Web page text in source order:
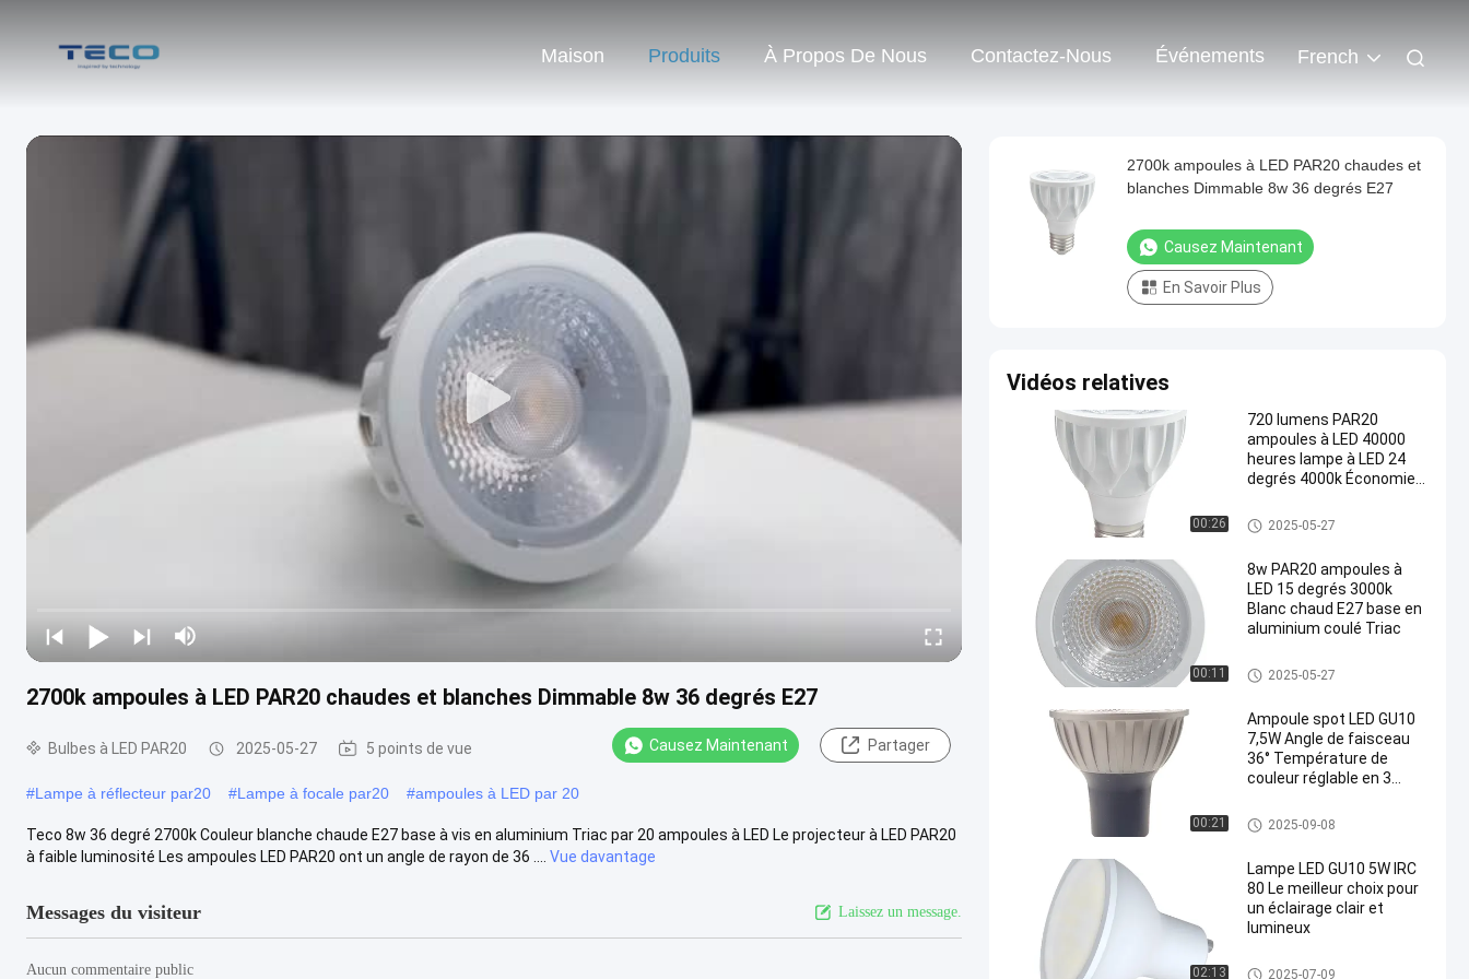
Maison Produits À Propos De Nous Contactez-Nous Événements French
2700k ampoules à LED PAR20 chaudes et blanches Dimmable 8w 36 degrés E27
Bulbes à LED PAR20 2025-05-27 5 points de vue Causez Maintenant Partager
#Lampe à réflecteur par20 #Lampe à focale par20 #ampoules à LED par 20
Teco 8w 36 degré 2700k Couleur blanche chaude E27 base à vis en aluminium Triac par 20 ampoules à LED Le projecteur à LED PAR20
à faible luminosité Les ampoules LED PAR20 ont un angle de rayon de 36 ....
Vue davantage
Messages du visiteur Laissez un message.
Aucun commentaire public
2700k ampoules à LED PAR20 chaudes et
blanches Dimmable 8w 36 degrés E27
Causez Maintenant
En Savoir Plus
Vidéos relatives
00:26
720 lumens PAR20
ampoules à LED 40000
heures lampe à LED 24
degrés 4000k Économie
Bulbes à LED PAR20
2025-05-27
00:11
8w PAR20 ampoules à
LED 15 degrés 3000k
Blanc chaud E27 base en
aluminium coulé Triac
Bulbes à LED PAR20
2025-05-27
00:21
Ampoule spot LED GU10
7,5W Angle de faisceau
36° Température de
couleur réglable en 3
5000K Gradable par
interrupteur mural Boîtier
Bulbes à LED GU10
2025-09-08
02:13
Lampe LED GU10 5W IRC
80 Le meilleur choix pour
un éclairage clair et
lumineux
Bulbes à LED GU10
2025-07-09